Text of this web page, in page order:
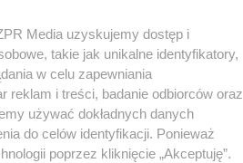
Media uzyskujemy dostęp i
takie jak unikalne identyfikatory,
w celu zapewniania
reklam i treści, badanie odbiorców oraz
używać dokładnych danych
do celów identyfikacji. Ponieważ
poprzez kliknięcie „Akceptuję”.